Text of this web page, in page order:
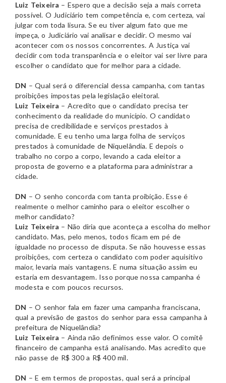
Luiz Teixeira – Espero que a decisão seja a mais correta
possível. O Judiciário tem competência e, com certeza, vai
julgar com toda lisura. Se eu tiver algum fato que me
impeça, o Judiciário vai analisar e decidir. O mesmo vai
acontecer com os nossos concorrentes. A Justiça vai
decidir com toda transparência e o eleitor vai ser livre para
escolher o candidato que for melhor para a cidade.
DN – Qual será o diferencial dessa campanha, com tantas
proibições impostas pela legislação eleitoral.
Luiz Teixeira – Acredito que o candidato precisa ter
conhecimento da realidade do município. O candidato
precisa de credibilidade e serviços prestados à
comunidade. E eu tenho uma larga folha de serviços
prestados à comunidade de Niquelândia. E depois o
trabalho no corpo a corpo, levando a cada eleitor a
proposta de governo e a plataforma para administrar a
cidade.
DN – O senho concorda com tanta proibição. Esse é
realmente o melhor caminho para o eleitor escolher o
melhor candidato?
Luiz Teixeira – Não diria que aconteça a escolha do melhor
candidato. Mas, pelo menos, todos ficam em pé de
igualdade no processo de disputa. Se não houvesse essas
proibições, com certeza o candidato com poder aquisitivo
maior, levaria mais vantagens. E numa situação assim eu
estaria em desvantagem. Isso porque nossa campanha é
modesta e com poucos recursos.
DN – O senhor fala em fazer uma campanha franciscana,
qual a previsão de gastos do senhor para essa campanha à
prefeitura de Niquelândia?
Luiz Teixeira – Ainda não definimos esse valor. O comitê
financeiro de campanha está analisando. Mas acredito que
não passe de R$ 300 a R$ 400 mil.
DN – E em termos de propostas, qual será a principal